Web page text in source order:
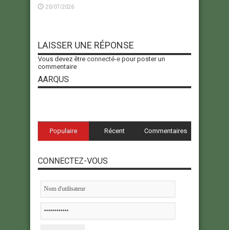
20/07/2026
LAISSER UNE RÉPONSE
Vous devez être connecté-e pour poster un
commentaire
AARQUS
Populaire Récent Commentaires
CONNECTEZ-VOUS